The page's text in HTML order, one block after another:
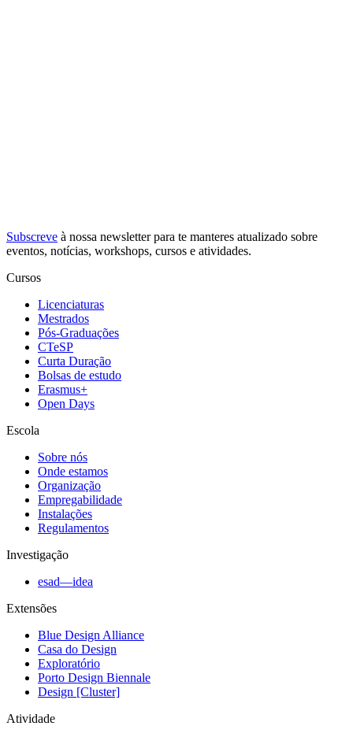
Subscreve à nossa newsletterpara te manteres atualizado sobre
eventos, notícias, workshops, cursos e atividades.
Cursos
Licenciaturas
Mestrados
Pós-Graduações
CTeSP
Curta Duração
Bolsas de estudo
Erasmus+
Open Days
Escola
Sobre nós
Onde estamos
Organização
Empregabilidade
Instalações
Regulamentos
Investigação
esad—idea
Extensões
Blue Design Alliance
Casa do Design
Exploratório
Porto Design Biennale
Design [Cluster]
Atividade